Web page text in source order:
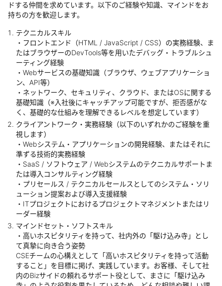
ドする仲間を求めています。以下のご経験や知識、マインドをお
持ちの方を歓迎します。
テクニカルスキル
・フロントエンド（HTML / JavaScript / CSS）の実務経験、ま
たはブラウザーのDevTools等を用いたデバッグ・トラブルシュ
ーティング経験
・Webサービスの基礎知識（ブラウザ、ウェブアプリケーショ
ン、API等）
・ネットワーク、セキュリティ、クラウド、またはOSに関する
基礎知識（※入社後にキャッチアップ可能ですが、拒否感がな
く、基礎的な仕組みを理解できるレベルを想定しています）
クライアントワーク・実務経験（以下のいずれかのご経験を重
視します）
・Webシステム・アプリケーションの開発経験、またはそれに
準ずる技術的実務経験
・SaaS / ソフトウェア / Webシステムのテクニカルサポートま
たは導入コンサルティング経験
・プリセールス / テクニカルセールスとしてのシステム・ソリ
ューション提案および導入支援経験
・ITプロジェクトにおけるプロジェクトマネジメントまたはリ
ーダー経験
マインドセット・ソフトスキル
・高いホスピタリティを持って、社内外の「駆け込み寺」とし
て真摯に向き合う姿勢
CSEチームの心構えとして「高いホスピタリティを持って活動
すること」を目標に掲げ、実践しています。お客様、そして社
内のBizサイドの頼れるサポート役として、まさに「駆け込み